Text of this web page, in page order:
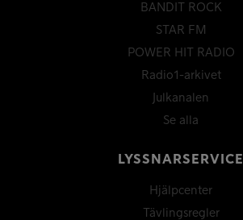
BANDIT ROCK
STAR FM
POWER HIT RADIO
Radio1-arkivet
Julkanalen
Se alla
LYSSNARSERVICE
Hjälpcenter
Tävlingsregler